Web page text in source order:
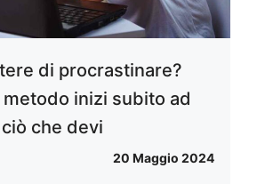
di procrastinare?
inizi subito ad
che devi
20 Maggio 2024